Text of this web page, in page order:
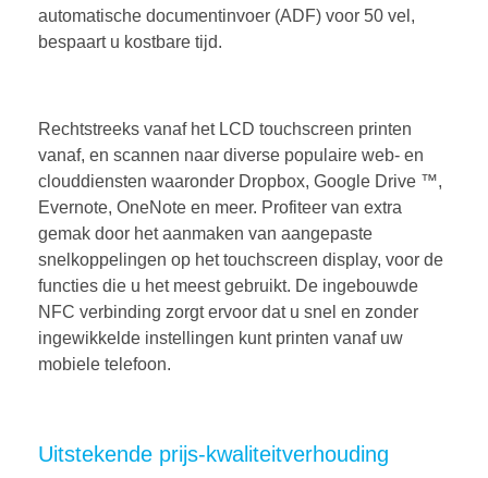
automatische documentinvoer (ADF) voor 50 vel,
bespaart u kostbare tijd.
Rechtstreeks vanaf het LCD touchscreen printen
vanaf, en scannen naar diverse populaire web- en
clouddiensten waaronder Dropbox, Google Drive ™,
Evernote, OneNote en meer. Profiteer van extra
gemak door het aanmaken van aangepaste
snelkoppelingen op het touchscreen display, voor de
functies die u het meest gebruikt. De ingebouwde
NFC verbinding zorgt ervoor dat u snel en zonder
ingewikkelde instellingen kunt printen vanaf uw
mobiele telefoon.
Uitstekende prijs-kwaliteitverhouding